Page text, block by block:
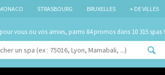
STRASBOURG BRUXELLES + DE VILLES
vous ou vos amies, parmi dans 10 315 spas !